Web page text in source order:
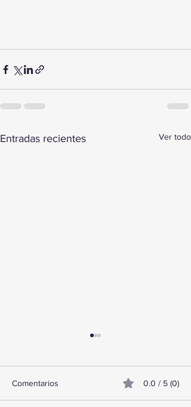
Entradas recientes Ver todo
Comentarios 0.0 / 5 (0)